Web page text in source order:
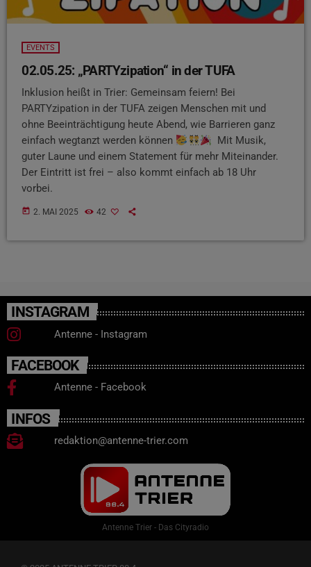
EVENTS
02.05.25: „PARTYzipation“ in der TUFA
Inklusion heißt in Trier: Gemeinsam feiern! Bei
PARTYzipation in der TUFA zeigen Menschen mit und
ohne Beeinträchtigung heute Abend, wie Barrieren ganz
einfach wegtanzt werden können
Mit Musik,
guter Laune und einem Statement für mehr Miteinander.
Der Eintritt ist frei – also kommt einfach ab 18 Uhr
vorbei.
today 2. MAI 2025 42
INSTAGRAM
Antenne - Instagram
FACEBOOK
Antenne - Facebook
INFOS
redaktion@antenne-trier.com
Antenne Trier - Das Cityradio